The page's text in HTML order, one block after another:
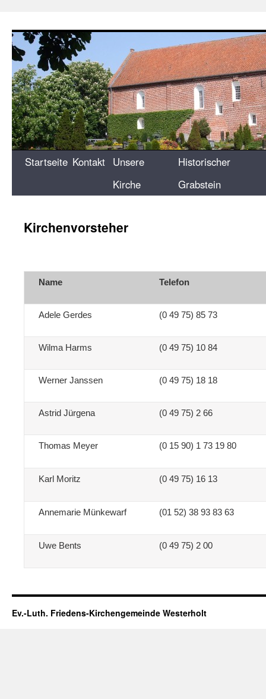
springen
Startseite Kontakt Unsere
Kirche
Historischer
Grabstein
Kirchenvorsteher
Name Telefon
Adele Gerdes (0 49 75) 85 73
Wilma Harms (0 49 75) 10 84
Werner Janssen (0 49 75) 18 18
Astrid Jürgena (0 49 75) 2 66
Thomas Meyer (0 15 90) 1 73 19 80
Karl Moritz (0 49 75) 16 13
Annemarie Münkewarf (01 52) 38 93 83 63
Uwe Bents (0 49 75) 2 00
Ev.-Luth. Friedens-Kirchengemeinde Westerholt